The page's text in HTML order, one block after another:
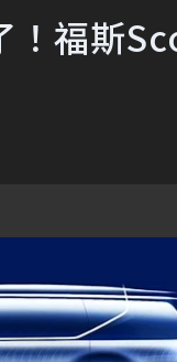
福斯